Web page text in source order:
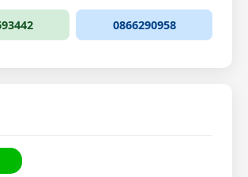
0866290958